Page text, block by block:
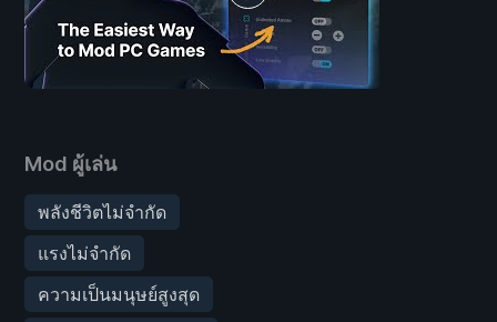
Mod ผู้เล่น
พลังชีวิตไม่จำกัด
แรงไม่จำกัด
ความเป็นมนุษย์สูงสุด